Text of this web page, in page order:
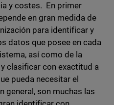
y costes. En primer
en gran medida de
para identificar y
datos que posee en cada
así como de la
clasificar con exactitud a
pueda necesitar el
general, son muchas las